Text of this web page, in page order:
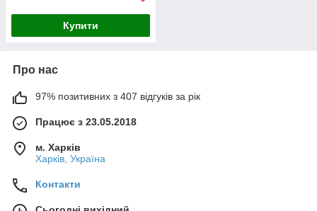
Купити
Про нас
97% позитивних з 407 відгуків за рік
Працює з 23.05.2018
м. Харків
Харків, Україна
Контакти